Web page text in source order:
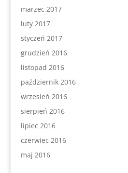
marzec 2017
luty 2017
styczeń 2017
grudzień 2016
listopad 2016
październik 2016
wrzesień 2016
sierpień 2016
lipiec 2016
czerwiec 2016
maj 2016